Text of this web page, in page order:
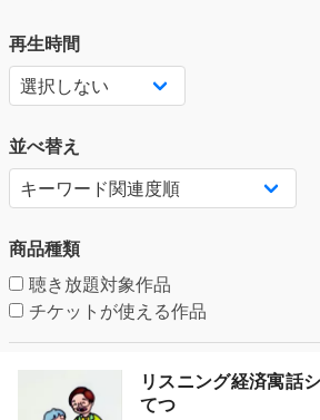
再生時間
並べ替え
商品種類
聴き放題対象作品
チケットが使える作品
リスニング経済寓話
てつ